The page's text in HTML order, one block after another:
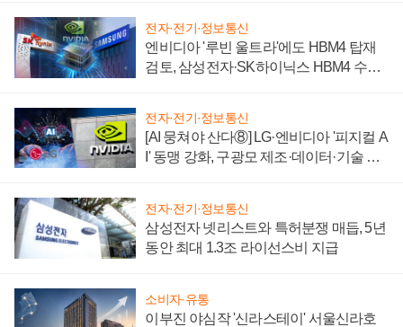
전자·전기·정보통신
엔비디아 '루빈 울트라'에도 HBM4 탑재
검토, 삼성전자·SK하이닉스 HBM4 수율
전자·전기·정보통신
[AI 뭉쳐야 산다⑧] LG·엔비디아 '피지컬 A
I' 동맹 강화, 구광모 제조·데이터·기술 결
전자·전기·정보통신
삼성전자 넷리스트와 특허분쟁 매듭, 5년
동안 최대 1.3조 라이선스비 지급
소비자·유통
이부진 야심작 '신라스테이' 서울신라호